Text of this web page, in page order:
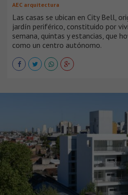
AEC arquitectura
Las casas se ubican en City Bell,
jardín periférico, constituido por
semana, quintas y estancias, que
como un centro autónomo.